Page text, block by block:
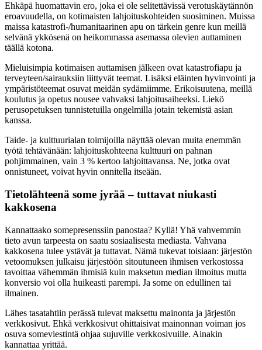
Ehkäpä huomattavin ero, joka ei ole selitettävissä verotuskäytännön
eroavuudella, on kotimaisten lahjoituskohteiden suosiminen. Muissa
maissa katastrofi-/humanitaarinen apu on tärkein genre kun meillä
selvänä ykkösenä on heikommassa asemassa olevien auttaminen
täällä kotona.
Mieluisimpia kotimaisen auttamisen jälkeen ovat katastrofiapu ja
terveyteen/sairauksiin liittyvät teemat. Lisäksi eläinten hyvinvointi ja
ympäristöteemat osuvat meidän sydämiimme. Erikoisuutena, meillä
koulutus ja opetus nousee vahvaksi lahjoitusaiheeksi. Liekö
perusopetuksen tunnistetuilla ongelmilla jotain tekemistä asian
kanssa.
Taide- ja kulttuurialan toimijoilla näyttää olevan muita enemmän
työtä tehtävänään: lahjoituskohteena kulttuuri on pahnan
pohjimmainen, vain 3 % kertoo lahjoittavansa. Ne, jotka ovat
onnistuneet, voivat hyvin onnitella itseään.
Tietolähteenä some jyrää – tuttavat niukasti
kakkosena
Kannattaako somepresenssiin panostaa? Kyllä! Yhä vahvemmin
tieto avun tarpeesta on saatu sosiaalisesta mediasta. Vahvana
kakkosena tulee ystävät ja tuttavat. Nämä tukevat toisiaan: järjestön
vetoomuksen julkaisu järjestöön sitoutuneen ihmisen verkostossa
tavoittaa vähemmän ihmisiä kuin maksetun median ilmoitus mutta
konversio voi olla huikeasti parempi. Ja some on edullinen tai
ilmainen.
Lähes tasatahtiin perässä tulevat maksettu mainonta ja järjestön
verkkosivut. Ehkä verkkosivut ohittaisivat mainonnan voiman jos
osuva someviestintä ohjaa sujuville verkkosivuille. Ainakin
kannattaa yrittää.